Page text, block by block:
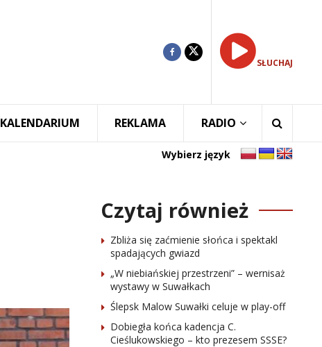
SŁUCHAJ
KALENDARIUM REKLAMA RADIO
Wybierz język
Czytaj również
Zbliża się zaćmienie słońca i spektakl
spadających gwiazd
„W niebiańskiej przestrzeni” – wernisaż
wystawy w Suwałkach
Ślepsk Malow Suwałki celuje w play-off
Dobiegła końca kadencja C.
Cieślukowskiego – kto prezesem SSSE?